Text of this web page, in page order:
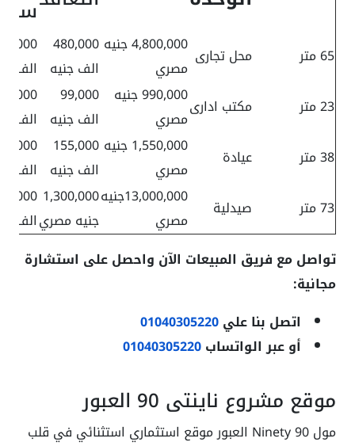
65 متر محل تجارى
4,800,000 جنيه
مصري
480,000
الف جنيه
الف
23 متر
مكتب ادارى
990,000 جنيه
مصري
99,000
الف جنيه
الف
38 متر
عيادة
1,550,000 جنيه
مصري
155,000
الف جنيه
الف
73 متر
صيدلية
13,000,000جنيه
مصري
1,300,000
جنيه مصريالف
تواصل مع فريق المبيعات الآن واحصل على استشارة
مجانية:
اتصل بنا علي01040305220
أو عبر الواتساب01040305220
موقع مشروع ناينتي 90 العبور
مول Ninety 90 العبور موقع استثماري استثنائي في قلب